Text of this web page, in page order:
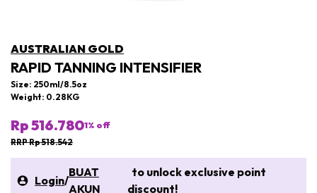
AUSTRALIAN GOLD
RAPID TANNING INTENSIFIER
Size: 250ml/8.5oz
Weight: 0.28KG
Rp 516.7801% off
RRP Rp 518.542
Login/
BUAT
AKUN
to unlock exclusive point
discount!